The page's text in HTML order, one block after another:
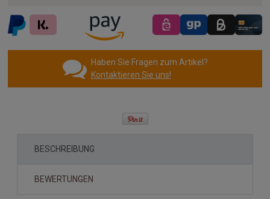
Haben Sie Fragen zum Artikel?
Kontaktieren Sie uns!
BESCHREIBUNG
BEWERTUNGEN